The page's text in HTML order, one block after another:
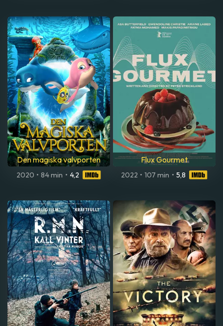
Den magiska valvporten
2020 • 84 min • 4,2
Flux Gourmet
2022 • 107 min • 5,8